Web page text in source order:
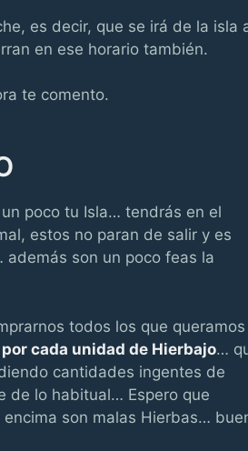
es decir, que se irá de la isla
en ese horario también.
te comento.
poco tu Isla… tendrás en el
estos no paran de salir y es
son un poco feas la
todos los que
cada unidad de Hierbajo…
cantidades ingentes de
de lo habitual… Espero que
son malas Hierbas…